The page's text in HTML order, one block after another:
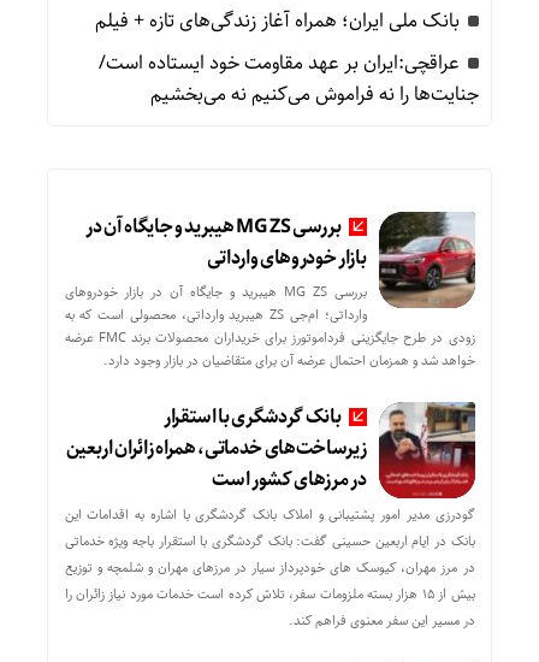
بانک ملی ایران؛ همراه آغاز زندگی‌های تازه + فیلم
عراقچی:ایران بر عهد مقاومت خود ایستاده است/
جنایت‌ها را نه فراموش می‌کنیم نه می‌بخشیم
بررسی MG ZS هیبرید و جایگاه آن در
بازار خودروهای وارداتی
بررسی MG ZS هیبرید و جایگاه آن در بازار خودروهای
وارداتی؛ ام‌جی ZS هیبرید وارداتی، محصولی است که به
زودی در طرح جایگزینی فرداموتورز برای خریداران محصولات برند FMC عرضه
خواهد شد و همزمان احتمال عرضه آن برای متقاضیان در بازار وجود دارد.
بانک گردشگری با استقرار
زیرساخت‌های خدماتی، همراه زائران اربعین
در مرزهای کشور است
گودرزی مدیر امور پشتیبانی و املاک بانک گردشگری با اشاره به اقدامات این
بانک در ایام اربعین حسینی گفت: بانک گردشگری با استقرار باجه ویژه خدماتی
در مرز مهران، کیوسک های خودپرداز سیار در مرزهای مهران و شلمچه و توزیع
بیش از ۱۵ هزار بسته ملزومات سفر، تلاش کرده است خدمات مورد نیاز زائران را
در مسیر این سفر معنوی فراهم کند.